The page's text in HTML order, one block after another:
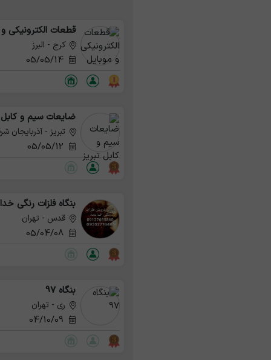
قطعات الکترونیکی
کرج - البرز
ضایعات سیم و کابل
تبریز - آذربایجان
بنگاه فلزات رنگی
قدس - تهران
بنگاه 97
ری - تهران